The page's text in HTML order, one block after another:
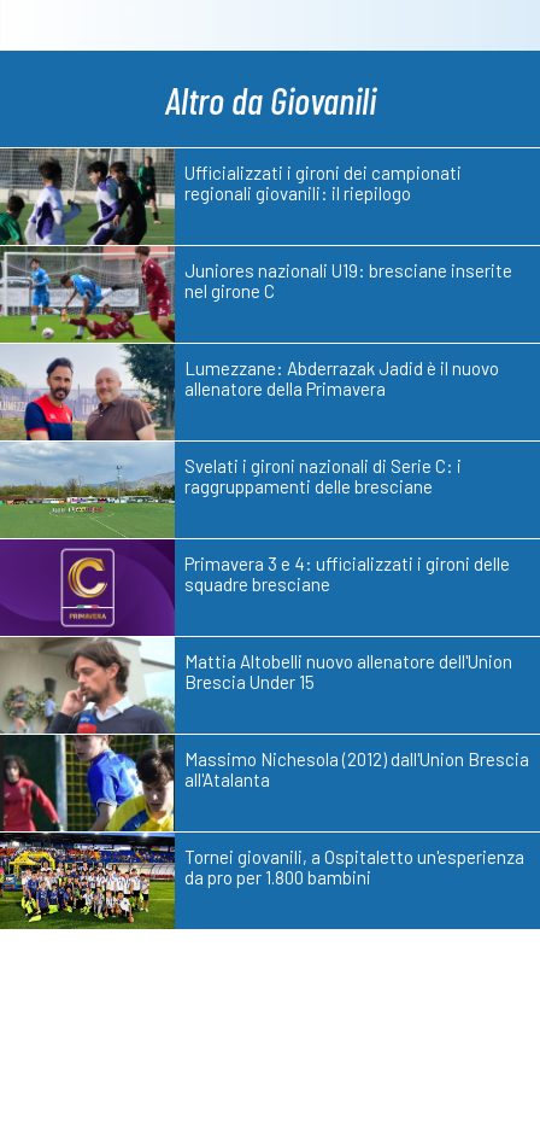
Altro da Giovanili
Ufficializzati i gironi dei campionati
regionali giovanili: il riepilogo
Juniores nazionali U19: bresciane inserite
nel girone C
Lumezzane: Abderrazak Jadid è il nuovo
allenatore della Primavera
Svelati i gironi nazionali di Serie C: i
raggruppamenti delle bresciane
Primavera 3 e 4: ufficializzati i gironi delle
squadre bresciane
Mattia Altobelli nuovo allenatore dell'Union
Brescia Under 15
Massimo Nichesola (2012) dall'Union Brescia
all'Atalanta
Tornei giovanili, a Ospitaletto un'esperienza
da pro per 1.800 bambini